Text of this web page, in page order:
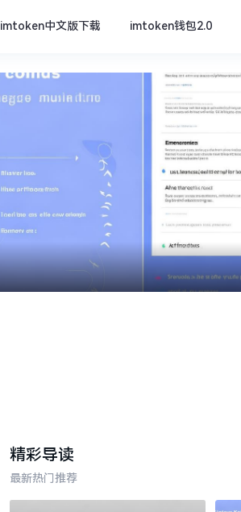
imtoken中文版下载 imtoken钱包2.0
精彩导读
最新热门推荐